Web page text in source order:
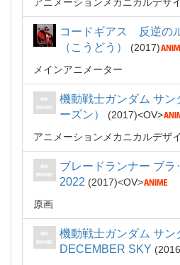
コードギアス 反逆の
（こうどう）
2017
メインアニメーター
機動戦士ガンダム サン
ーズン）
2017
OV
アニメーションメカニカルデザ
ブレードランナー ブラ
2022
2017
OV
原画
機動戦士ガンダム サ
DECEMBER SKY
2016